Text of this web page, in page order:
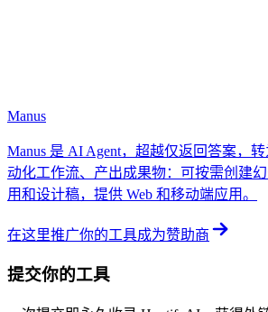
Manus
Manus 是 AI Agent，超越仅返回答案，
动化工作流、产出成果物：可按需创建
用和设计稿，提供 Web 和移动端应用。
在这里推广你的工具成为赞助商
提交你的工具